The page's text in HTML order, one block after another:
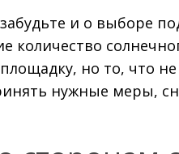
и о выборе
но то, что
нужные меры,